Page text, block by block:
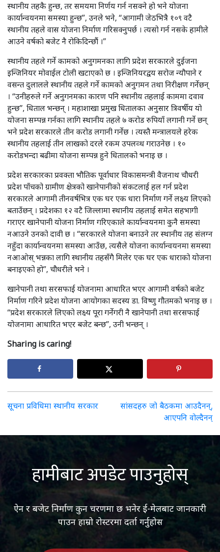
स्थानीय तहकै हुन्छ, तर समयमा निर्णय गर्न नसक्ने हो भने योजना
कार्यान्वयनमा समस्या हुन्छ”, उनले भने, “आगामी जेठभित्रै १०९ वटै
स्थानीय तहले वास योजना निर्माण गरिसक्नुपर्छ । त्यसो गर्न नसके हामीले
आउने वर्षको बजेट नै रोकिदिन्छौं ।”
स्थानीय तहले गर्ने कामको अनुगमनका लागि प्रदेश सरकारले दुईजना
इन्जिनियर मोवाईल टोली खटाएको छ । इन्जिनियरद्वय सरोज न्यौपाने र
वसन्त दुलालले स्थानीय तहले गर्ने कामको अनुगमन तथा निरीक्षण गर्नेछन्
। “उनीहरुले गर्ने अनुगनमका कारण पनि स्थानीय तहलाई काममा दवाव
हुन्छ”, धिताल भन्छन् । महाशाखा प्रमुख धितालका अनुसार त्रिवर्षीय यो
योजना सम्पन्न गर्नका लागि स्थानीय तहले ७ करोड रुपियाँ लगानी गर्ने छन्
भने प्रदेश सरकारले तीन करोड लगानी गर्नेछ । त्यस्तै मन्त्रालयले हरेक
स्थानीय तहलाई तीन लाखको दरले रकम उपलव्ध गराउनेछ । १०
करोडभन्दा बढीमा योजना सम्पन्न हुने धितालको भनाइ छ ।
प्रदेश सरकारका प्रवक्ता भौतिक पूर्वाधार विकासमन्त्री वैजनाथ चौधरी
प्रदेश पाँचको ग्रामीण क्षेत्रको खानेपानीको संकटलाई हल गर्न प्रदेश
सरकारले आगामी तीनवर्षभित्र एक घर एक धारा निर्माण गर्ने लक्ष्य लिएको
बताउँछन् । प्रदेशका १२ वटै जिल्लामा स्थानीय तहलाई समेत सहभागी
गराएर खानेपानी योजना निर्माण गरिएकाले कार्यान्वयनमा कुनै समस्या
नआउने उनको दावी छ । “सरकारले योजना बनाउने तर स्थानीय तह संलग्न
नहुँदा कार्यान्वयनमा समस्या आउँछ, त्यसैले योजना कार्यान्वयनमा समस्या
नआओस् भन्नका लागि स्थानीय तहसँगै मिलेर एक घर एक धाराको योजना
बनाइएको हो”, चौधरीले भने ।
खानेपानी तथा सरसफाई योजनामा आधारित भएर आगामी वर्षको बजेट
निर्माण गरिने प्रदेश योजना आयोगका सदस्य डा. विष्णु गौतमको भनाइ छ ।
“प्रदेश सरकारले लिएको लक्ष्य पूरा गर्नेगरी नै खानेपानी तथा सरसफाई
योजनामा आधारित भएर बजेट बन्छ”, उनी भन्छन् ।
Sharing is caring!
Post
सूचना प्रविधिमा स्थानीय सरकार
सांसदहरु जो बैठकमा आउदैनन्,
आएपनि वोल्दैनन्
हामीबाट अपडेट पाउनुहोस्
ऐन र बजेट निर्माण कुन चरणमा छ भनेर ई-मेलबाट जानकारी
पाउन हाम्रो रोस्टरमा दर्ता गर्नुहोस